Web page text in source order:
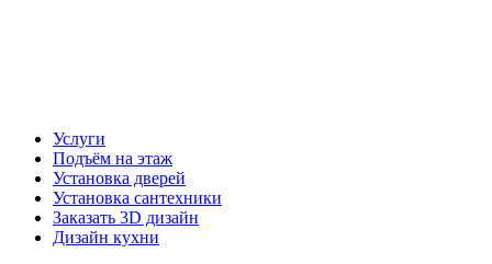
Услуги
Подъём на этаж
Установка дверей
Установка сантехники
Заказать 3D дизайн
Дизайн кухни